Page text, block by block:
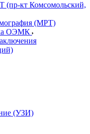
(пр-кт Комсомольский,
(МРТ)
ОЭМК
(УЗИ)